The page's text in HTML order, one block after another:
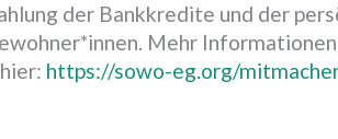
der Bankkredite und der
Mehr
https://sowo-eg.org/